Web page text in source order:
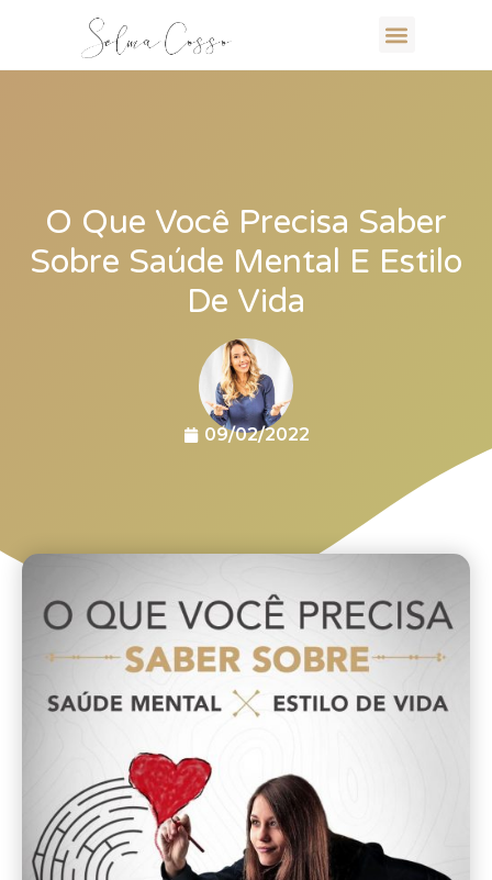
O Que Você Precisa Saber
Sobre Saúde Mental E Estilo
De Vida
09/02/2022